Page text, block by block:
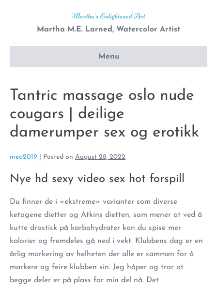
Martha's Enlightened Art
Martha M.E. Larned, Watercolor Artist
Menu
Tantric massage oslo nude
cougars | deilige
damerumper sex og erotikk
mea2019 Posted on August 28, 2022
Nye hd sexy video sex hot forspill
Du finner de i «ekstreme» varianter som diverse
ketogene dietter og Atkins dietten, som mener at ved å
kutte drastisk på karbohydrater kan du spise mer
kalorier og fremdeles gå ned i vekt. Klubbens dag er en
årlig markering av helheten der alle er sammen for å
markere og feire klubben sin. Jeg håper og tror at
begge deler er på plass for min del nå. Det